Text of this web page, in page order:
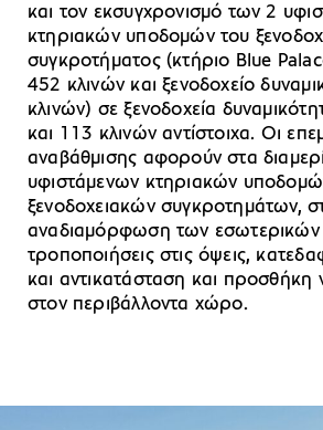
και τον εκσυγχρονισμό των 2
κτηριακών υποδομών του
συγκροτήματος (κτήριο Blue
452 κλινών και ξενοδοχείο
κλινών) σε ξενοδοχεία
και 113 κλινών αντίστοιχα. Οι
αναβάθμισης αφορούν στα
υφιστάμενων κτηριακών
ξενοδοχειακών συγκροτημάτων,
αναδιαμόρφωση των
τροποποιήσεις στις όψεις,
και αντικατάσταση και
στον περιβάλλοντα χώρο.